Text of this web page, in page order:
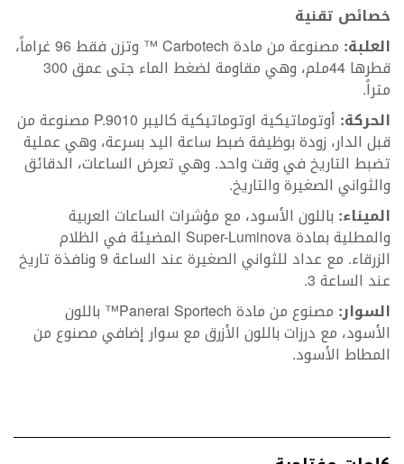
خصائص تقنية
العلبة:
مصنوعة من مادة Carbotech ™ وتزن فقط 96 غراماً،
قطرها 44ملم، وهي مقاومة لضغط الماء جتى عمق 300
متراً.
الحركة:
أوتوماتيكية اوتوماتيكية كاليبر P.9010 مصنوعة من
قبل الدار، زودة بوظيفة ضبط ساعة اليد بسرعة، وهي عملية
تضبط التاريخ في وقت واحد. وهي تعرض الساعات، الدقائق
والثواني الصغيرة والتاريخ.
الميناء: باللون الأسود، مع مؤشرات الساعات العربية
والمطلية بمادة Super-Luminova المضيئة في الظلام
الزرقاء. مع عداد للثواني الصغيرة عند الساعة 9 ونافذة تاريخ
عند الساعة 3.
السوار:
مصنوع من مادة Panerai Sportech™ باللون
الأسود، مع درزات باللون الأزرق مع سوار إضافي مصنوع من
المطاط الأسود.